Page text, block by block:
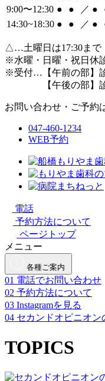
9:00〜12:30 ● ● ／ ●
14:30~18:30 ● ● ／ ●
△…土曜日は17:30まで
※水曜・日曜・祝日休
※受付…【午前の部】
【午後の部】診療
お問い合わせ・ご予約
047-460-1234
WEB予約
電話
予約方法について
ページトップ
メニュー
各種ご案内
01 電話でお問い合わせ
02 予約方法について
03 Instagramを見る
04 セカンドオピニオン
TOPICS